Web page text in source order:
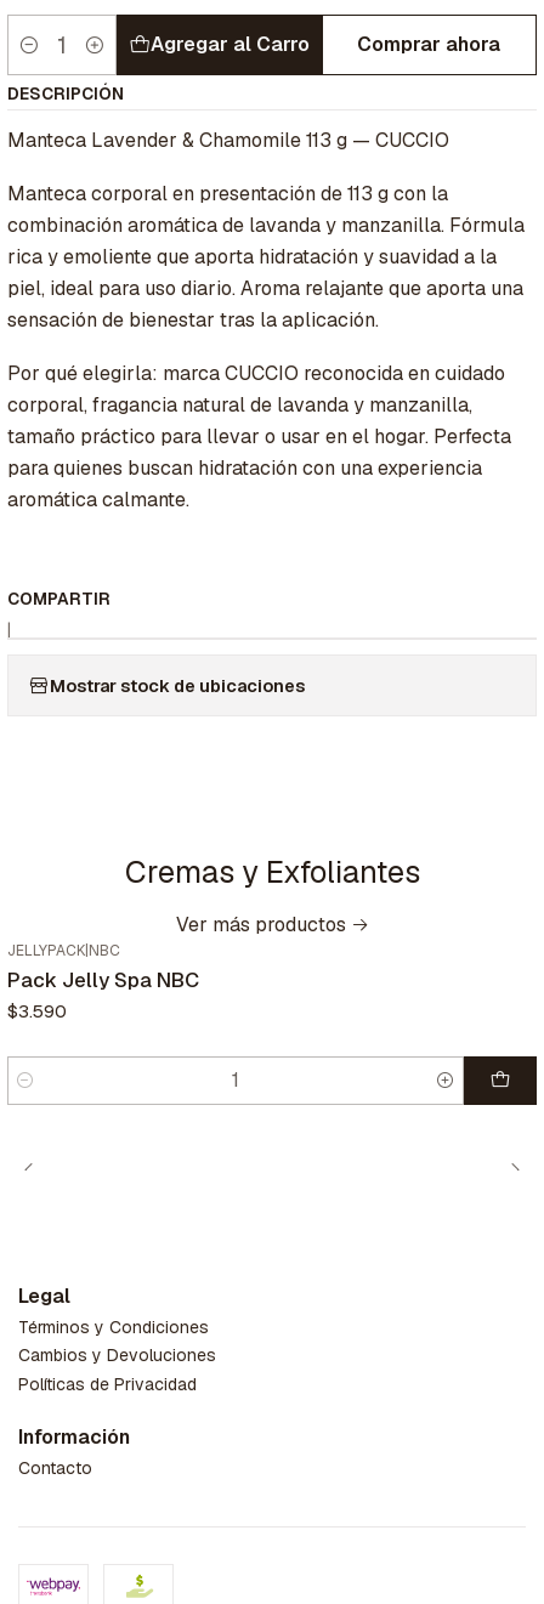
Cantidad
Agregar al Carro Comprar ahora
DESCRIPCIÓN
Manteca Lavender & Chamomile 113 g — CUCCIO
Manteca corporal en presentación de 113 g con la
combinación aromática de lavanda y manzanilla. Fórmula
rica y emoliente que aporta hidratación y suavidad a la
piel, ideal para uso diario. Aroma relajante que aporta una
sensación de bienestar tras la aplicación.
Por qué elegirla: marca CUCCIO reconocida en cuidado
corporal, fragancia natural de lavanda y manzanilla,
tamaño práctico para llevar o usar en el hogar. Perfecta
para quienes buscan hidratación con una experiencia
aromática calmante.
COMPARTIR
|
Mostrar stock de ubicaciones
Cremas y Exfoliantes
Ver más productos
JELLYPACK NBC
Pack Jelly Spa NBC
$3.590
Cantidad
Legal
Términos y Condiciones
Cambios y Devoluciones
Políticas de Privacidad
Información
Contacto